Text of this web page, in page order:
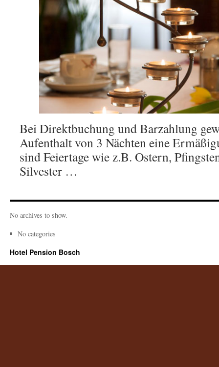
Bei Direktbuchung und Barzahlung
Aufenthalt von 3 Nächten eine
sind Feiertage wie z.B. Ostern,
Silvester …
No archives to show.
No categories
Hotel Pension Bosch